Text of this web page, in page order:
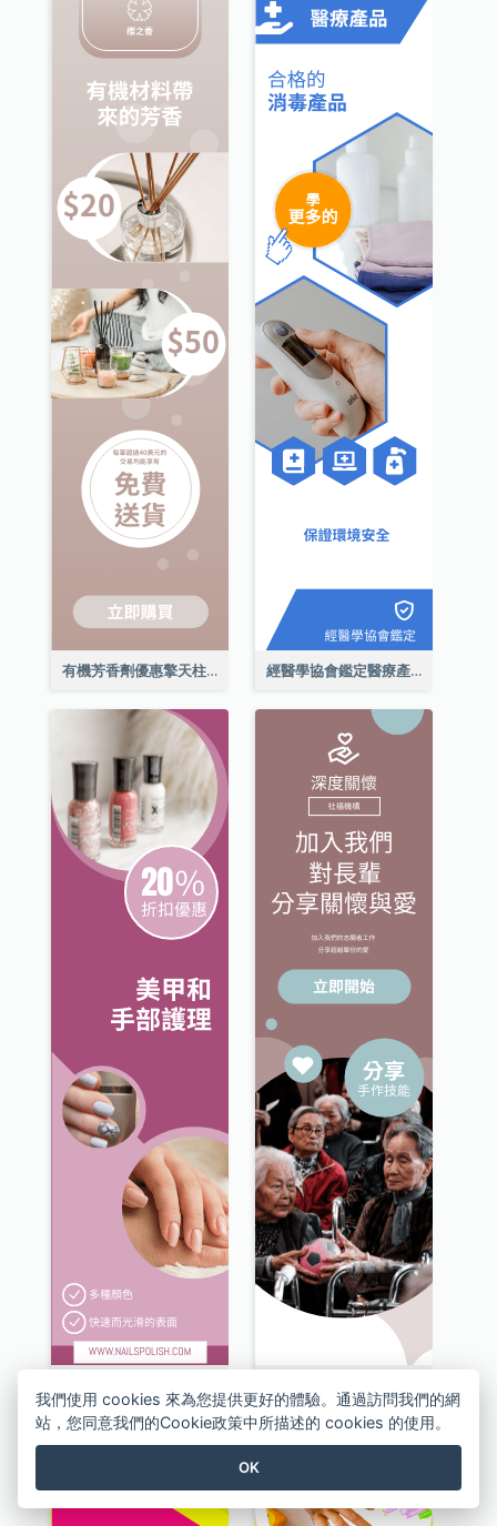
有機芳香劑優惠擎天柱廣告 經醫學協會鑑定醫療產品擎天柱廣告
我們使用 cookies 來為您提供更好的體驗。通過訪問我們的網
站，您同意我們的Cookie政策中所描述的 cookies 的使用。
OK